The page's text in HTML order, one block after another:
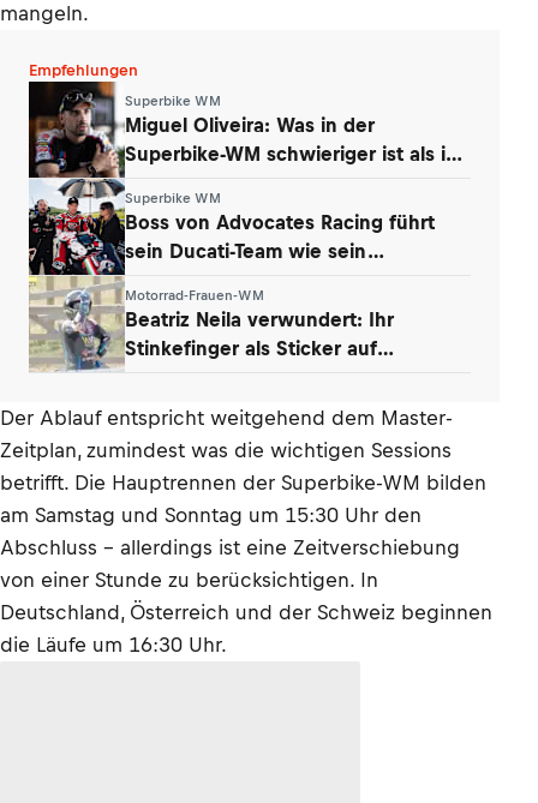
mangeln.
Empfehlungen
Superbike WM
Miguel Oliveira: Was in der
Superbike-WM schwieriger ist als in
Superbike WM
Boss von Advocates Racing führt
sein Ducati-Team wie sein
Motorrad-Frauen-WM
Beatriz Neila verwundert: Ihr
Stinkefinger als Sticker auf
Der Ablauf entspricht weitgehend dem Master-
Zeitplan, zumindest was die wichtigen Sessions
betrifft. Die Hauptrennen der Superbike-WM bilden
am Samstag und Sonntag um 15:30 Uhr den
Abschluss – allerdings ist eine Zeitverschiebung
von einer Stunde zu berücksichtigen. In
Deutschland, Österreich und der Schweiz beginnen
die Läufe um 16:30 Uhr.